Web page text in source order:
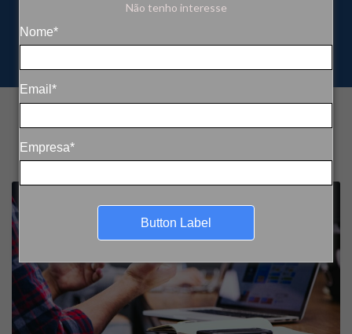
Não tenho interesse
Nome*
Email*
Empresa*
Button Label